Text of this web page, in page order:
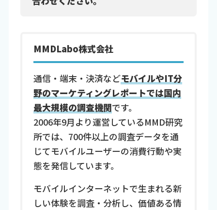
MMDLabo株式会社
通信・端末・決済などモバイルやIT分
野のマーケティングレポートでは国内
最大規模の調査機関です。
2006年9月より運営しているMMD研究
所では、700件以上の調査データを通
じてモバイルユーザーの消費行動や実
態を発信しています。
モバイルインターネットで生まれる新
しい体験を調査・分析し、価値ある情